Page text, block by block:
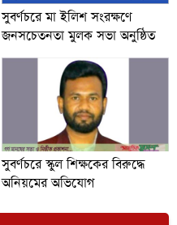
সুবর্ণচরে মা ইলিশ সংরক্ষণে
জনসচেতনতা মুলক সভা অনুষ্ঠিত
সুবর্ণচরে স্কুল শিক্ষকের বিরুদ্ধে
অনিয়মের অভিযোগ